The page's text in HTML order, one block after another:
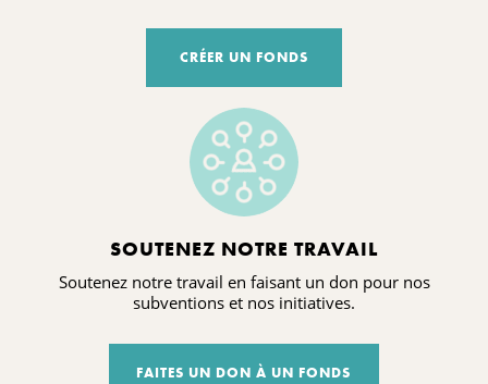
CRÉER UN FONDS
SOUTENEZ NOTRE TRAVAIL
Soutenez notre travail en faisant un don pour nos
subventions et nos initiatives.
FAITES UN DON À UN FONDS